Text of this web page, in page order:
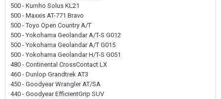
500 - Kumho Solus KL21
500 - Maxxis AT-771 Bravo
500 - Toyo Open Country A/T
500 - Yokohama Geolandar A/T-S G012
500 - Yokohama Geolandar A/T G015
500 - Yokohama Geolandar H/T-S G051
480 - Continental CrossContact LX
460 - Dunlop Grandtrek AT3
450 - Goodyear Wrangler AT/SA
440 - Goodyear EfficientGrip SUV